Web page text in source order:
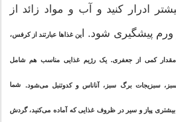
ادرار کنید و آب و مواد زائد از
پیشگیری شود. ا
ین غذاها عبارتند از کرفس،
کمی از جعفری. یک رژیم غذایی مناسب هم شامل
سبز، سبزیجات برگ سبز، آناناس و کدوتنبل می‌شود. شما
بیشتری پیاز و سیر در ظروف غذایی که آماده می‌کنید، گردش